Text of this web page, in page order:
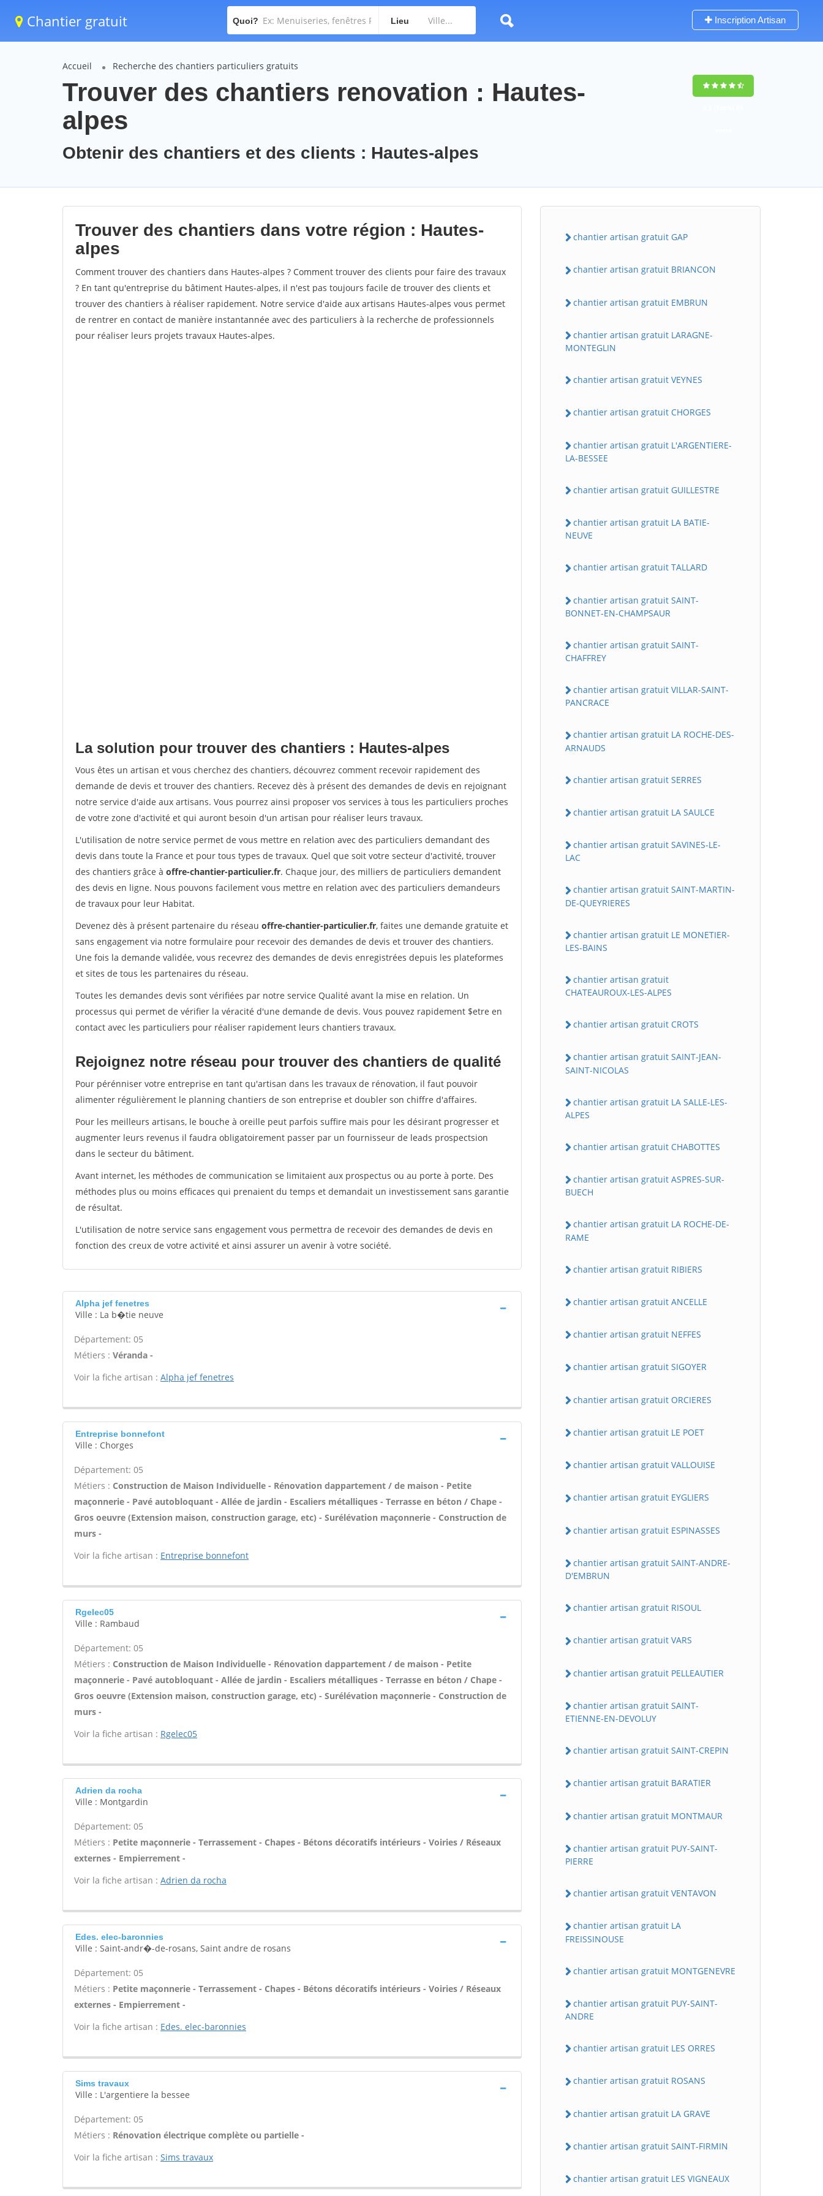
Chantier gratuit Quoi? Lieu Inscription Artisan
Accueil Recherche des chantiers particuliers gratuits
Trouver des chantiers renovation : Hautes-
alpes
Obtenir des chantiers et des clients : Hautes-alpes
Trouver des chantiers dans votre région : Hautes-
alpes
Comment trouver des chantiers dans Hautes-alpes ? Comment trouver des clients pour faire des travaux
? En tant qu'entreprise du bâtiment Hautes-alpes, il n'est pas toujours facile de trouver des clients et
trouver des chantiers à réaliser rapidement. Notre service d'aide aux artisans Hautes-alpes vous permet
de rentrer en contact de manière instantannée avec des particuliers à la recherche de professionnels
pour réaliser leurs projets travaux Hautes-alpes.
La solution pour trouver des chantiers : Hautes-alpes
Vous êtes un artisan et vous cherchez des chantiers, découvrez comment recevoir rapidement des
demande de devis et trouver des chantiers. Recevez dès à présent des demandes de devis en rejoignant
notre service d'aide aux artisans. Vous pourrez ainsi proposer vos services à tous les particuliers proches
de votre zone d'activité et qui auront besoin d'un artisan pour réaliser leurs travaux.
L'utilisation de notre service permet de vous mettre en relation avec des particuliers demandant des
devis dans toute la France et pour tous types de travaux. Quel que soit votre secteur d'activité, trouver
des chantiers grâce à offre-chantier-particulier.fr. Chaque jour, des milliers de particuliers demandent
des devis en ligne. Nous pouvons facilement vous mettre en relation avec des particuliers demandeurs
de travaux pour leur Habitat.
Devenez dès à présent partenaire du réseau offre-chantier-particulier.fr, faites une demande gratuite et
sans engagement via notre formulaire pour recevoir des demandes de devis et trouver des chantiers.
Une fois la demande validée, vous recevrez des demandes de devis enregistrées depuis les plateformes
et sites de tous les partenaires du réseau.
Toutes les demandes devis sont vérifiées par notre service Qualité avant la mise en relation. Un
processus qui permet de vérifier la véracité d'une demande de devis. Vous pouvez rapidement $etre en
contact avec les particuliers pour réaliser rapidement leurs chantiers travaux.
Rejoignez notre réseau pour trouver des chantiers de qualité
Pour pérénniser votre entreprise en tant qu'artisan dans les travaux de rénovation, il faut pouvoir
alimenter régulièrement le planning chantiers de son entreprise et doubler son chiffre d'affaires.
Pour les meilleurs artisans, le bouche à oreille peut parfois suffire mais pour les désirant progresser et
augmenter leurs revenus il faudra obligatoirement passer par un fournisseur de leads prospectsion
dans le secteur du bâtiment.
Avant internet, les méthodes de communication se limitaient aux prospectus ou au porte à porte. Des
méthodes plus ou moins efficaces qui prenaient du temps et demandait un investissement sans garantie
de résultat.
L'utilisation de notre service sans engagement vous permettra de recevoir des demandes de devis en
fonction des creux de votre activité et ainsi assurer un avenir à votre société.
Alpha jef fenetres
Ville : La b�tie neuve
Département: 05
Métiers : Véranda -
Voir la fiche artisan : Alpha jef fenetres
Entreprise bonnefont
Ville : Chorges
Département: 05
Métiers : Construction de Maison Individuelle - Rénovation dappartement / de maison - Petite
maçonnerie - Pavé autobloquant - Allée de jardin - Escaliers métalliques - Terrasse en béton / Chape -
Gros oeuvre (Extension maison, construction garage, etc) - Surélévation maçonnerie - Construction de
murs -
Voir la fiche artisan : Entreprise bonnefont
Rgelec05
Ville : Rambaud
Département: 05
Métiers : Construction de Maison Individuelle - Rénovation dappartement / de maison - Petite
maçonnerie - Pavé autobloquant - Allée de jardin - Escaliers métalliques - Terrasse en béton / Chape -
Gros oeuvre (Extension maison, construction garage, etc) - Surélévation maçonnerie - Construction de
murs -
Voir la fiche artisan : Rgelec05
Adrien da rocha
Ville : Montgardin
Département: 05
Métiers : Petite maçonnerie - Terrassement - Chapes - Bétons décoratifs intérieurs - Voiries / Réseaux
externes - Empierrement -
Voir la fiche artisan : Adrien da rocha
Edes. elec-baronnies
Ville : Saint-andr�-de-rosans, Saint andre de rosans
Département: 05
Métiers : Petite maçonnerie - Terrassement - Chapes - Bétons décoratifs intérieurs - Voiries / Réseaux
externes - Empierrement -
Voir la fiche artisan : Edes. elec-baronnies
Sims travaux
Ville : L'argentiere la bessee
Département: 05
Métiers : Rénovation électrique complète ou partielle -
Voir la fiche artisan : Sims travaux
chantier artisan gratuit GAP
chantier artisan gratuit BRIANCON
chantier artisan gratuit EMBRUN
chantier artisan gratuit LARAGNE-
MONTEGLIN
chantier artisan gratuit VEYNES
chantier artisan gratuit CHORGES
chantier artisan gratuit L'ARGENTIERE-
LA-BESSEE
chantier artisan gratuit GUILLESTRE
chantier artisan gratuit LA BATIE-
NEUVE
chantier artisan gratuit TALLARD
chantier artisan gratuit SAINT-
BONNET-EN-CHAMPSAUR
chantier artisan gratuit SAINT-
CHAFFREY
chantier artisan gratuit VILLAR-SAINT-
PANCRACE
chantier artisan gratuit LA ROCHE-DES-
ARNAUDS
chantier artisan gratuit SERRES
chantier artisan gratuit LA SAULCE
chantier artisan gratuit SAVINES-LE-
LAC
chantier artisan gratuit SAINT-MARTIN-
DE-QUEYRIERES
chantier artisan gratuit LE MONETIER-
LES-BAINS
chantier artisan gratuit
CHATEAUROUX-LES-ALPES
chantier artisan gratuit CROTS
chantier artisan gratuit SAINT-JEAN-
SAINT-NICOLAS
chantier artisan gratuit LA SALLE-LES-
ALPES
chantier artisan gratuit CHABOTTES
chantier artisan gratuit ASPRES-SUR-
BUECH
chantier artisan gratuit LA ROCHE-DE-
RAME
chantier artisan gratuit RIBIERS
chantier artisan gratuit ANCELLE
chantier artisan gratuit NEFFES
chantier artisan gratuit SIGOYER
chantier artisan gratuit ORCIERES
chantier artisan gratuit LE POET
chantier artisan gratuit VALLOUISE
chantier artisan gratuit EYGLIERS
chantier artisan gratuit ESPINASSES
chantier artisan gratuit SAINT-ANDRE-
D'EMBRUN
chantier artisan gratuit RISOUL
chantier artisan gratuit VARS
chantier artisan gratuit PELLEAUTIER
chantier artisan gratuit SAINT-
ETIENNE-EN-DEVOLUY
chantier artisan gratuit SAINT-CREPIN
chantier artisan gratuit BARATIER
chantier artisan gratuit MONTMAUR
chantier artisan gratuit PUY-SAINT-
PIERRE
chantier artisan gratuit VENTAVON
chantier artisan gratuit LA
FREISSINOUSE
chantier artisan gratuit MONTGENEVRE
chantier artisan gratuit PUY-SAINT-
ANDRE
chantier artisan gratuit LES ORRES
chantier artisan gratuit ROSANS
chantier artisan gratuit LA GRAVE
chantier artisan gratuit SAINT-FIRMIN
chantier artisan gratuit LES VIGNEAUX